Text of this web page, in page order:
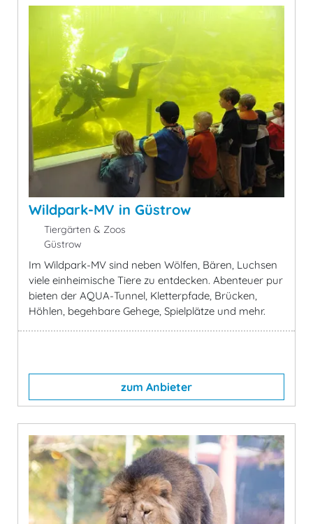
Wildpark-MV in Güstrow
Tiergärten & Zoos
Güstrow
Im Wildpark-MV sind neben Wölfen, Bären, Luchsen
viele einheimische Tiere zu entdecken. Abenteuer pur
bieten der AQUA-Tunnel, Kletterpfade, Brücken,
Höhlen, begehbare Gehege, Spielplätze und mehr.
zum Anbieter